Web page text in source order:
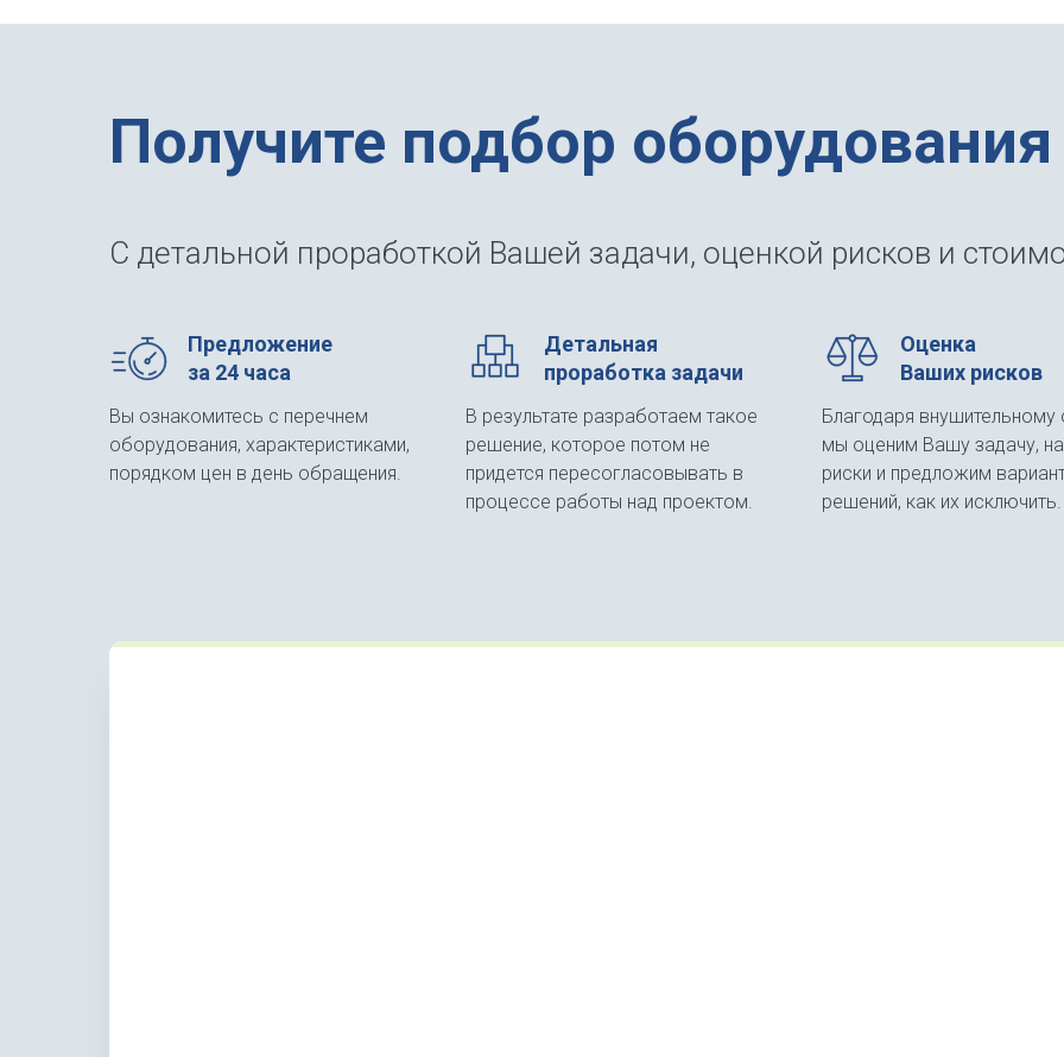
Получите подбор оборудования
С детальной проработкой Вашей задачи, оценкой рисков и
Предложение
за 24 часа
Вы ознакомитесь с перечнем
оборудования, характеристиками,
порядком цен в день обращения.
Детальная
проработка задачи
В результате разработаем такое
решение, которое потом не
придется пересогласовывать в
процессе работы над проектом.
Оценка
Ваших рисков
Благодаря внушительному
мы оценим Вашу задачу,
риски и предложим
решений, как их исключить.